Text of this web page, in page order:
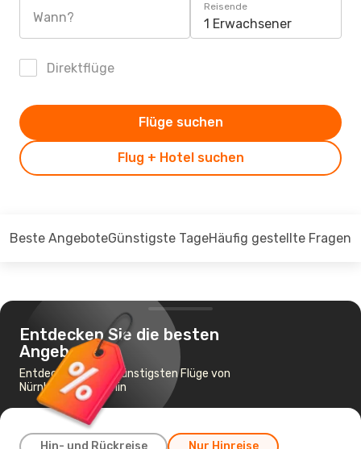
Wann?
Reisende
1 Erwachsener
Direktflüge
Flug + Hotel suchen
Flüge suchen
Beste AngeboteGünstigste TageHäufig gestellte Fragen
Entdecken Sie die besten
Angebote
Entdecken Sie die günstigsten Flüge von
Nürnberg nach Berlin
Hin- und Rückreise Nur Hinreise